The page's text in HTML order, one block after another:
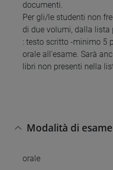
documenti.
Per gli/le studenti non
di due volumi, dalla lista
: testo scritto -minimo 5
orale all'esame. Sarà
libri non presenti nella
Modalità di esame
orale